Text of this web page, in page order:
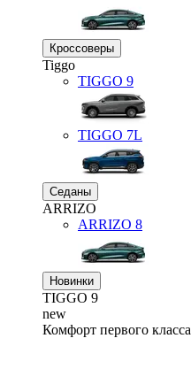
Кроссоверы
Tiggo
TIGGO 9
TIGGO 7L
Седаны
ARRIZO
ARRIZO 8
Новинки
TIGGO 9
new
Комфорт первого класса